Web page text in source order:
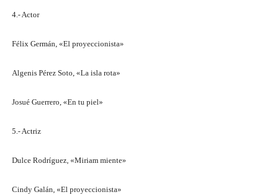
4.- Actor
Félix Germán, «El proyeccionista»
Algenis Pérez Soto, «La isla rota»
Josué Guerrero, «En tu piel»
5.- Actriz
Dulce Rodríguez, «Miriam miente»
Cindy Galán, «El proyeccionista»